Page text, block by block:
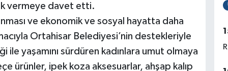
vermeye davet etti.
ve ekonomik ve sosyal hayatta daha
Ortahisar Belediyesi’nin destekleriyle
ile yaşamını sürdüren kadınlara umut olmaya
ürünler, ipek koza aksesuarlar, ahşap kalıp